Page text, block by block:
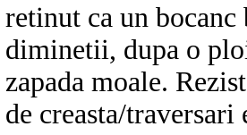
retinut ca un
diminetii, dupa o
zapada moale.
de creasta/